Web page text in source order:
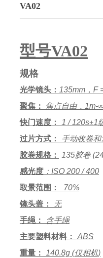
VA02
型号VA02
规格
光学镜头 ： 135mm，F
聚焦 ： 焦点自由，1m-∞
快门速度 ： 1 / 120s±1
过片方式 ：
手动收卷和
胶卷规格 ：
135胶卷
感光度 ：ISO 200 / 400
取景范围 ：
70%
镜头盖 ：
无
手绳 ：
含手绳
主要塑料材料 ：
ABS
重量 ：
140.8g (仅相机)